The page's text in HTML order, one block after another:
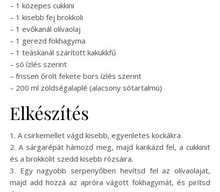
– 1 közepes cukkini
– 1 kisebb fej brokkoli
– 1 evőkanál olívaolaj
– 1 gerezd fokhagyma
– 1 teáskanál szárított kakukkfű
– só ízlés szerint
– frissen őrölt fekete bors ízlés szerint
– 200 ml zöldségalaplé (alacsony sótartalmú)
Elkészítés
1. A csirkemellet vágd kisebb, egyenletes kockákra.
2. A sárgarépát hámozd meg, majd karikázd fel, a cukkinit
és a brokkolit szedd kisebb rózsáira.
3. Egy nagyobb serpenyőben hevítsd fel az olívaolajat,
majd add hozzá az apróra vágott fokhagymát, és pirítsd